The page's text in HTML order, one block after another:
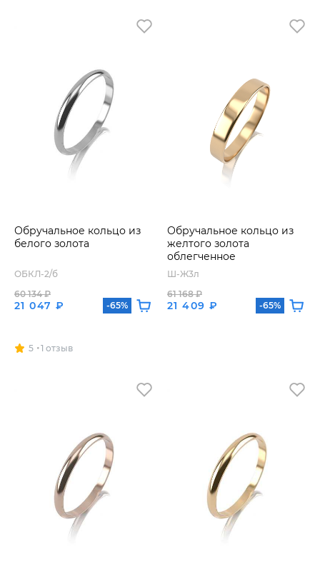
Обручальное кольцо из
белого золота
ОБКЛ-2/б
21 047 ₽
60 134 ₽
-65%
5 1 отзыв
Обручальное кольцо из
желтого золота
облегченное
Ш-Ж3л
21 409 ₽
61 168 ₽
-65%